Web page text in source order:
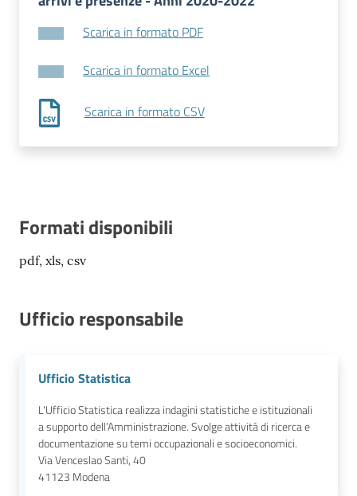
Scarica in formato PDF
Scarica in formato Excel
Scarica in formato CSV
Formati disponibili
pdf, xls, csv
Ufficio responsabile
Ufficio Statistica
L'Ufficio Statistica realizza indagini statistiche e istituzionali
a supporto dell’Amministrazione. Svolge attività di ricerca e
documentazione su temi occupazionali e socioeconomici.
Via Venceslao Santi, 40
41123 Modena